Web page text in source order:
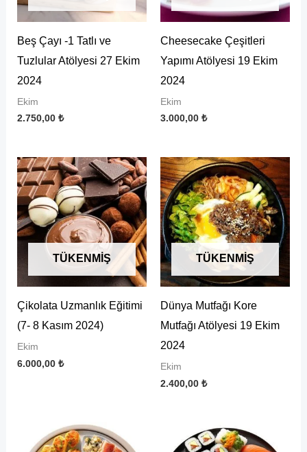
Beş Çayı -1 Tatlı ve
Tuzlular Atölyesi 27 Ekim
2024
Ekim
2.750,00 ₺
Cheesecake Çeşitleri
Yapımı Atölyesi 19 Ekim
2024
Ekim
3.000,00 ₺
TÜKENMIŞ
Çikolata Uzmanlık Eğitimi
(7- 8 Kasım 2024)
Ekim
6.000,00 ₺
TÜKENMIŞ
Dünya Mutfağı Kore
Mutfağı Atölyesi 19 Ekim
2024
Ekim
2.400,00 ₺